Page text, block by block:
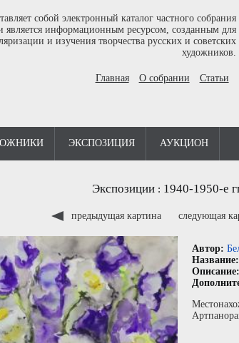
собой электронный каталог частного собрания
является информационным ресурсом, созданным для
и изучения творчества русских и советских
художников.
Главная О собрании Статьи
ЭКСПОЗИЦИЯ АУКЦИОН
Экспозиции: 1940-1950-е
предыдущая картина следующая
Автор: